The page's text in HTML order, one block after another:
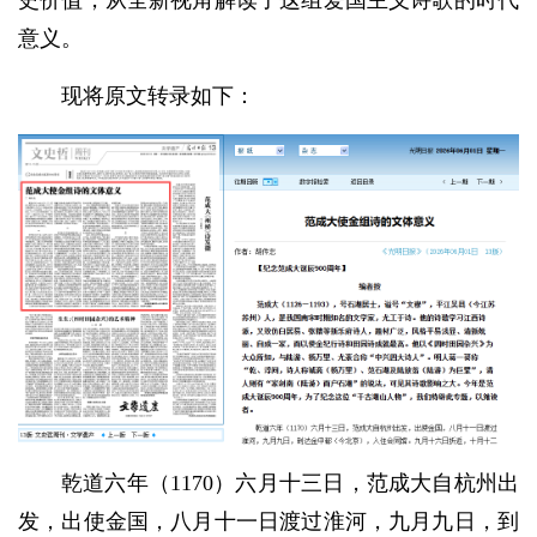
意义。
现将原文转录如下：
乾道六年（1170）六月十三日，范成大自杭州出
发，出使金国，八月十一日渡过淮河，九月九日，到